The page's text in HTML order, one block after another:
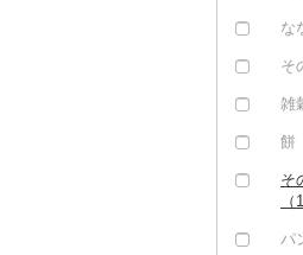
（
但
土
佐
な
そ
雑
餅
そ
（
パ